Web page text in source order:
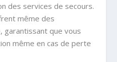
des services de secours.
même des
garantissant que vous
même en cas de perte